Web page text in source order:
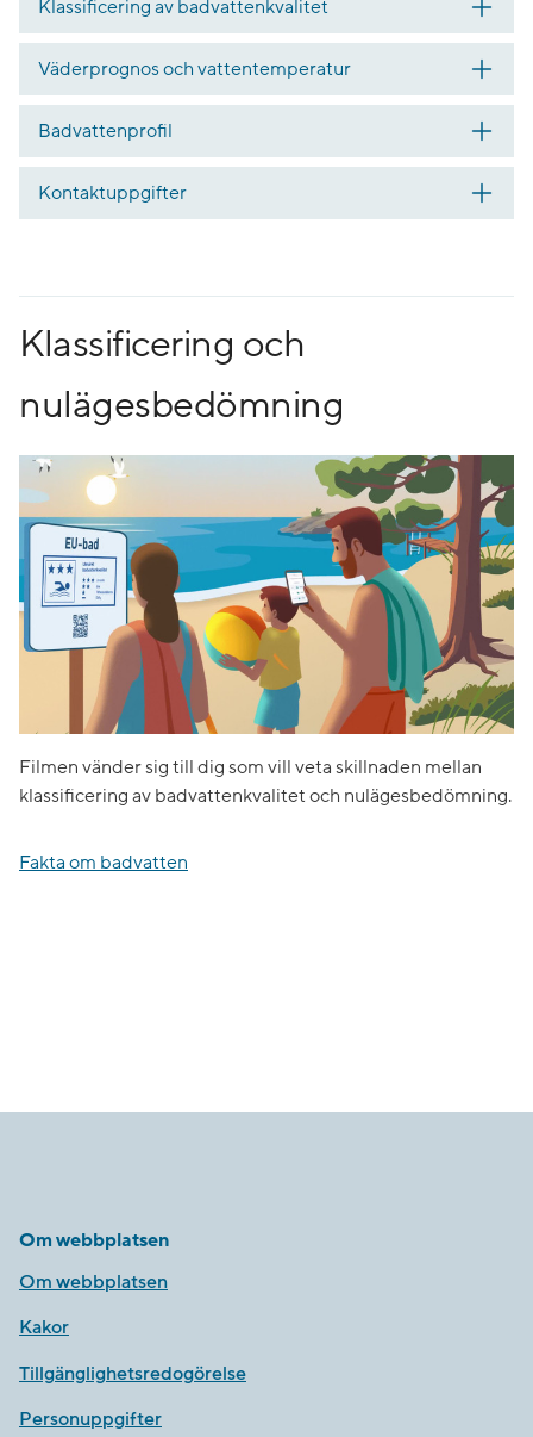
Klassificering av badvattenkvalitet
Väderprognos och vattentemperatur
Badvattenprofil
Kontaktuppgifter
Klassificering och
nulägesbedömning
Filmen vänder sig till dig som vill veta skillnaden mellan
klassificering av badvattenkvalitet och nulägesbedömning.
Fakta om badvatten
Om webbplatsen
Om webbplatsen
Kakor
Tillgänglighetsredogörelse
Personuppgifter